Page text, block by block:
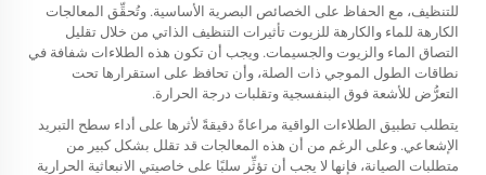
للتنظيف، مع الحفاظ على الخصائص البصرية الأساسية. وتُحقِّق المعالجات
الكارهة للماء والكارهة للزيوت تأثيرات التنظيف الذاتي من خلال تقليل
التصاق الماء والزيوت والجسيمات. ويجب أن تكون هذه الطلاءات شفافة في
نطاقات الطول الموجي ذات الصلة، وأن تحافظ على استقرارها تحت
التعرُّض للأشعة فوق البنفسجية وتقلبات درجة الحرارة.
يتطلب تطبيق الطلاءات الواقية مراعاةً دقيقةً لأثرها على أداء سطح التبريد
الإشعاعي. وعلى الرغم من أن هذه المعالجات قد تقلل بشكل كبير من
متطلبات الصيانة، فإنها لا يجب أن تؤثِّر سلبًا على خاصيتي الانبعاثية الحرارية